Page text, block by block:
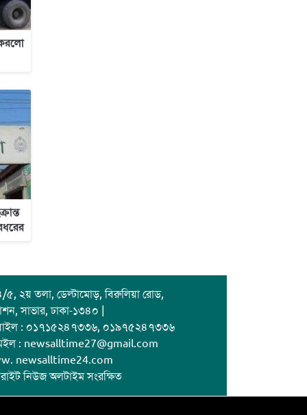
করলো
৫, ২য় তলা, ডেল্টামোড়, বিরুলিয়া রোড,
সাভার, ঢাকা-১৩৪০ |
: ০১৭১৫২৪৭৩৩৬, ০১৯৭৫২৪৭৩৩৬
: newsalltime27@gmail.com
newsalltime24.com
নিউজ অলটাইম সংরক্ষিত